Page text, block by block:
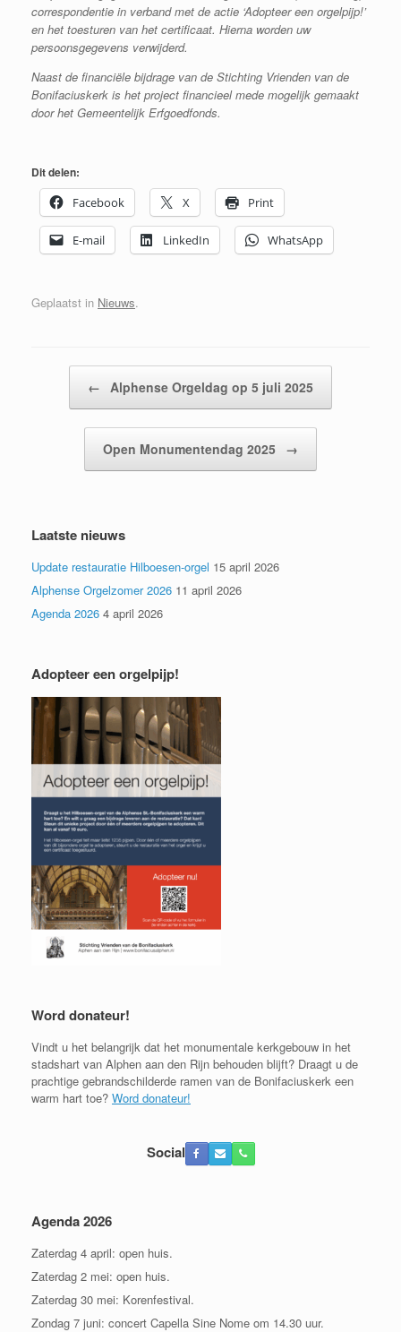
correspondentie in verband met de actie ‘Adopteer een orgelpijp!’
en het toesturen van het certificaat. Hierna worden uw
persoonsgegevens verwijderd.
Naast de financiële bijdrage van de Stichting Vrienden van de
Bonifaciuskerk is het project financieel mede mogelijk gemaakt
door het Gemeentelijk Erfgoedfonds.
Dit delen:
Facebook
X Print
E-mail LinkedIn WhatsApp
Geplaatst in Nieuws.
← Alphense Orgeldag op 5 juli 2025
Open Monumentendag 2025 →
Laatste nieuws
Update restauratie Hilboesen-orgel 15 april 2026
Alphense Orgelzomer 2026 11 april 2026
Agenda 2026 4 april 2026
Adopteer een orgelpijp!
Word donateur!
Vindt u het belangrijk dat het monumentale kerkgebouw in het
stadshart van Alphen aan den Rijn behouden blijft? Draagt u de
prachtige gebrandschilderde ramen van de Bonifaciuskerk een
warm hart toe? Word donateur!
Social
Agenda 2026
Zaterdag 4 april: open huis.
Zaterdag 2 mei: open huis.
Zaterdag 30 mei: Korenfestival.
Zondag 7 juni: concert Capella Sine Nome om 14.30 uur.